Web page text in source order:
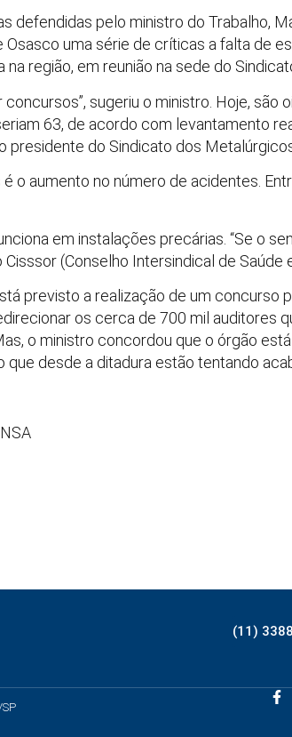
defendidas pelo ministro do Trabalho,
Osasco uma série de críticas a falta de
região, em reunião na sede do
concursos”, sugeriu o ministro. Hoje,
63, de acordo com levantamento
presidente do Sindicato dos
o aumento no número de acidentes.
em instalações precárias. “Se o
(Conselho Intersindical de Saúde
previsto a realização de um concurso
os cerca de 700 mil auditores
o ministro concordou que o órgão
que desde a ditadura estão tentando
(11)